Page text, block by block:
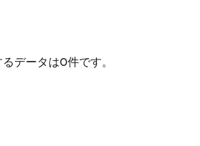
データは0件です。